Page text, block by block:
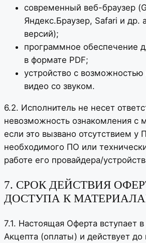
современный веб-браузер
Яндекс.Браузер, Safari и др.
версий);
программное обеспечение
в формате PDF;
устройство с возможностью
видео со звуком.
6.2. Исполнитель не несет
невозможность ознакомления с
если это вызвано отсутствием у
необходимого ПО или
работе его провайдера/
7. СРОК ДЕЙСТВИЯ
ДОСТУПА К
7.1. Настоящая Оферта вступает
Акцепта (оплаты) и действует до